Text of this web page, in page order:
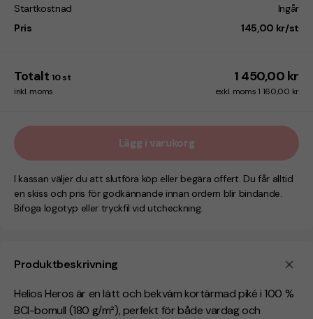
Produktbeskrivning
Helios Heros är en lätt och bekväm kortärmad piké i 100 %
BCI-bomull (180 g/m²), perfekt för både vardag och
Startkostnad
Ingår
Pris
145,00 kr/st
Totalt 10 st 1 450,00 kr
inkl. moms exkl. moms 1 160,00 kr
Lägg i varukorg
I kassan väljer du att slutföra köp eller begära offert. Du får alltid
en skiss och pris för godkännande innan ordern blir bindande.
Bifoga logotyp eller tryckfil vid utcheckning.